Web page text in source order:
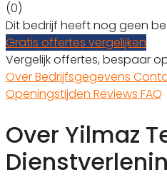
(0)
Dit bedrijf heeft nog geen
Gratis offertes vergelijken
Vergelijk offertes, bespaar
OverBedrijfsgegevens
Openingstijden Reviews FAQ
Over Yilmaz